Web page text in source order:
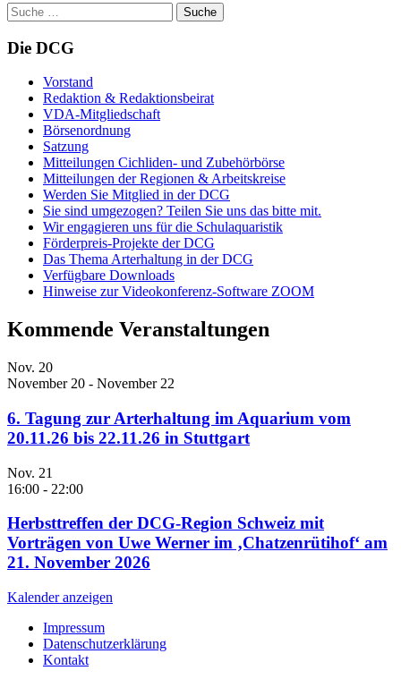
Suche
nach:
Die DCG
Vorstand
Redaktion & Redaktionsbeirat
VDA-Mitgliedschaft
Börsenordnung
Satzung
Mitteilungen Cichliden- und Zubehörbörse
Mitteilungen der Regionen & Arbeitskreise
Werden Sie Mitglied in der DCG
Sie sind umgezogen? Teilen Sie uns das bitte mit.
Wir engagieren uns für die Schulaquaristik
Förderpreis-Projekte der DCG
Das Thema Arterhaltung in der DCG
Verfügbare Downloads
Hinweise zur Videokonferenz-Software ZOOM
Kommende Veranstaltungen
Nov. 20
November 20 - November 22
6. Tagung zur Arterhaltung im Aquarium vom
20.11.26 bis 22.11.26 in Stuttgart
Nov. 21
16:00 - 22:00
Herbsttreffen der DCG-Region Schweiz mit
Vorträgen von Uwe Werner im ‚Chatzenrütihof‘ am
21. November 2026
Kalender anzeigen
Impressum
Datenschutzerklärung
Kontakt